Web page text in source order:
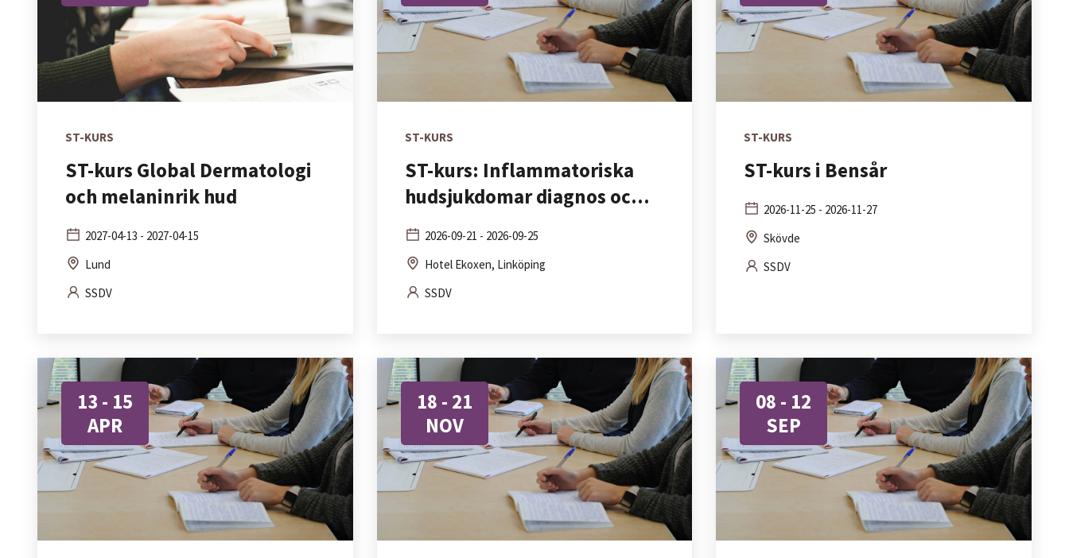
ST-KURS
ST-kurs Global Dermatologi
och melaninrik hud
2027-04-13 - 2027-04-15
Lund
SSDV
ST-KURS
ST-kurs: Inflammatoriska
hudsjukdomar diagnos oc...
2026-09-21 - 2026-09-25
Hotel Ekoxen, Linköping
SSDV
ST-KURS
ST-kurs i Bensår
2026-11-25 - 2026-11-27
Skövde
SSDV
13 - 15
APR
18 - 21
NOV
08 - 12
SEP